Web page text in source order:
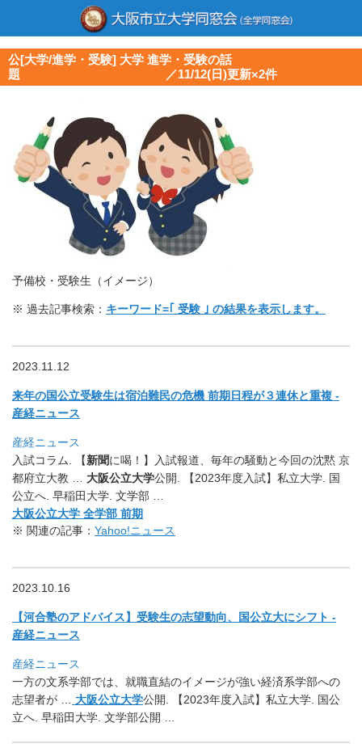
公[大学/進学・受験] 大学 進学・受験の話
題 ／11/12(日)更新×2件
予備校・受験生（イメージ）
※ 過去記事検索： キーワード=｢ 受験 ｣ の結果を表示します。
2023.11.12
来年の国公立受験生は宿泊難民の危機 前期日程が３連休と重複 -
産経ニュース
産経ニュース
入試コラム. 【新聞に喝！】入試報道、毎年の騒動と今回の沈黙 京
都府立大教 … 大阪公立大学公開. 【2023年度入試】私立大学. 国
公立へ. 早稲田大学. 文学部 …
大阪公立大学 全学部 前期
※ 関連の記事： Yahoo!ニュース
2023.10.16
【河合塾のアドバイス】受験生の志望動向、国公立大にシフト -
産経ニュース
産経ニュース
一方の文系学部では、就職直結のイメージが強い経済系学部への
志望者が … 大阪公立大学公開. 【2023年度入試】私立大学. 国公
立へ. 早稲田大学. 文学部公開 …